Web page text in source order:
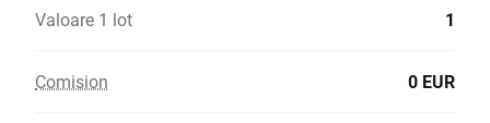
Valoare 1 lot 1
Comision 0 EUR